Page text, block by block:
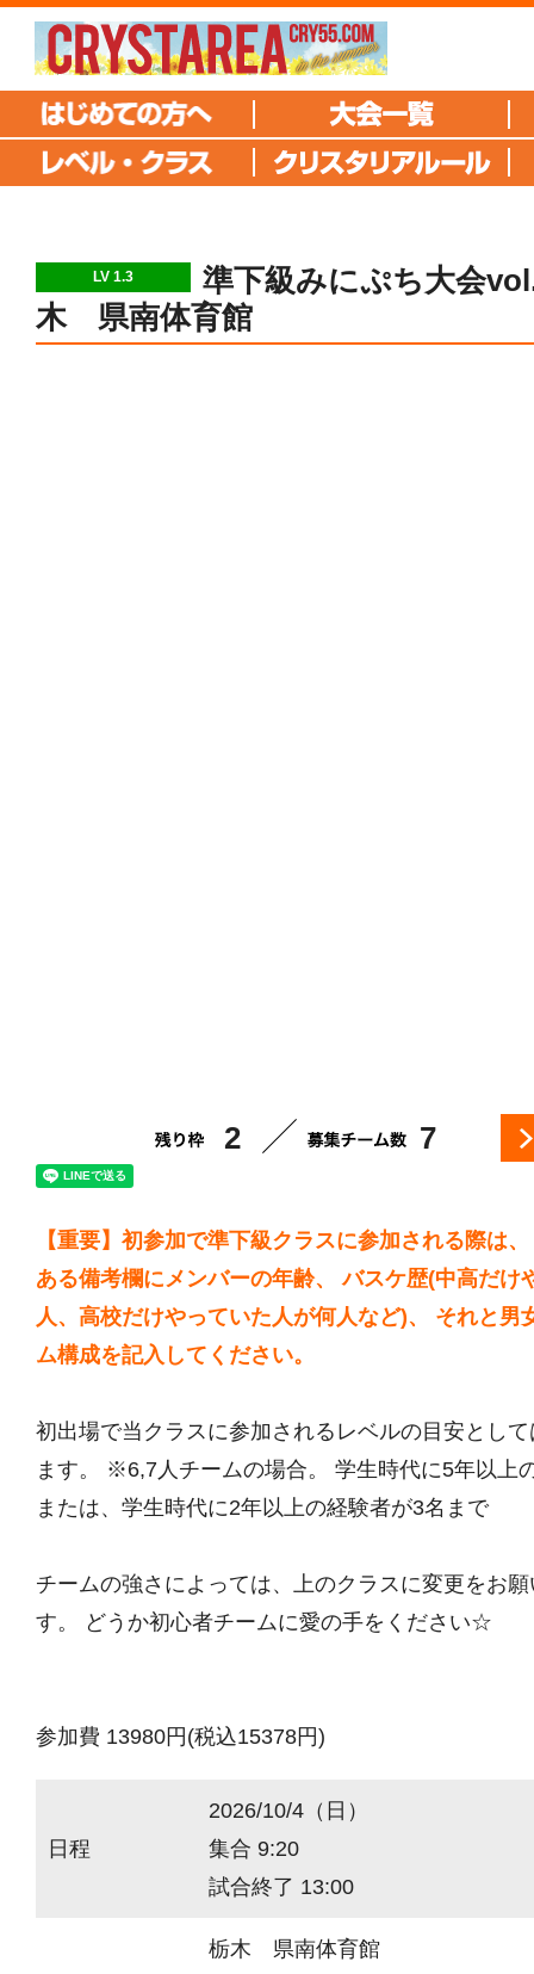
LV 1.3
準下級みにぷち大会
木 県南体育館
2 7
【重要】初参加で準下級クラスに参加される際は
ある備考欄にメンバーの年齢、 バスケ歴(中高だけ
人、高校だけやっていた人が何人など)、 それと男
ム構成を記入してください。
初出場で当クラスに参加されるレベルの目安とし
ます。 ※6,7人チームの場合。 学生時代に5年以上
または、学生時代に2年以上の経験者が3名まで
チームの強さによっては、上のクラスに変更をお
す。 どうか初心者チームに愛の手をください☆
参加費 13980円(税込15378円)
日程
2026/10/4（日）
集合 9:20
試合終了 13:00
栃木 県南体育館